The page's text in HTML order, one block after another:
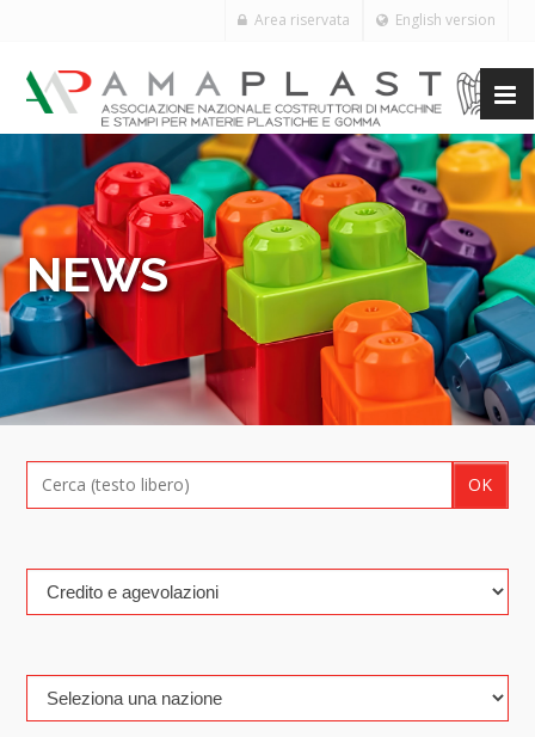
English version
Area riservata
NEWS